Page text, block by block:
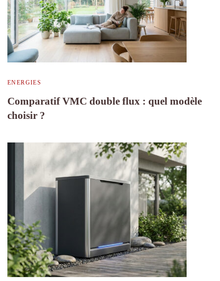
ENERGIES
Comparatif VMC double flux : quel modèle
choisir ?